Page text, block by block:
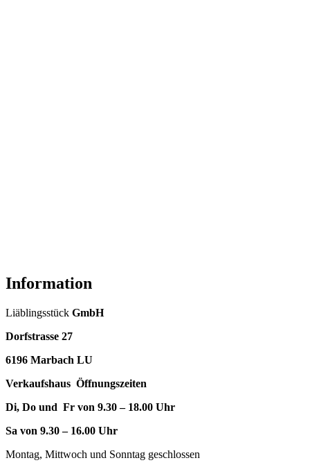
Information
Liäblingsstück GmbH
Dorfstrasse 27
6196 Marbach LU
Verkaufshaus Öffnungszeiten
Di, Do und Fr von 9.30 – 18.00 Uhr
Sa von 9.30 – 16.00 Uhr
Montag, Mittwoch und Sonntag geschlossen